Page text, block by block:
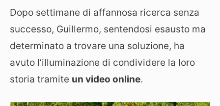
Dopo settimane di affannosa ricerca senza
successo, Guillermo, sentendosi esausto ma
determinato a trovare una soluzione, ha
avuto l’illuminazione di condividere la loro
storia tramite un video online.